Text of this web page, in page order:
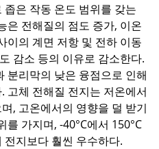
은 작동 온도 범위를 갖는
은 전해질의 점도 증가, 이온
이의 계면 저항 및 전하 이동
감소 등의 이유로 감소한다.
분리막의 낮은 융점으로 인해
고체 전해질 전지는 저온에서
, 고온에서의 영향을 덜 받기
가지며, -40°C에서 150°C
지보다 훨씬 우수하다.